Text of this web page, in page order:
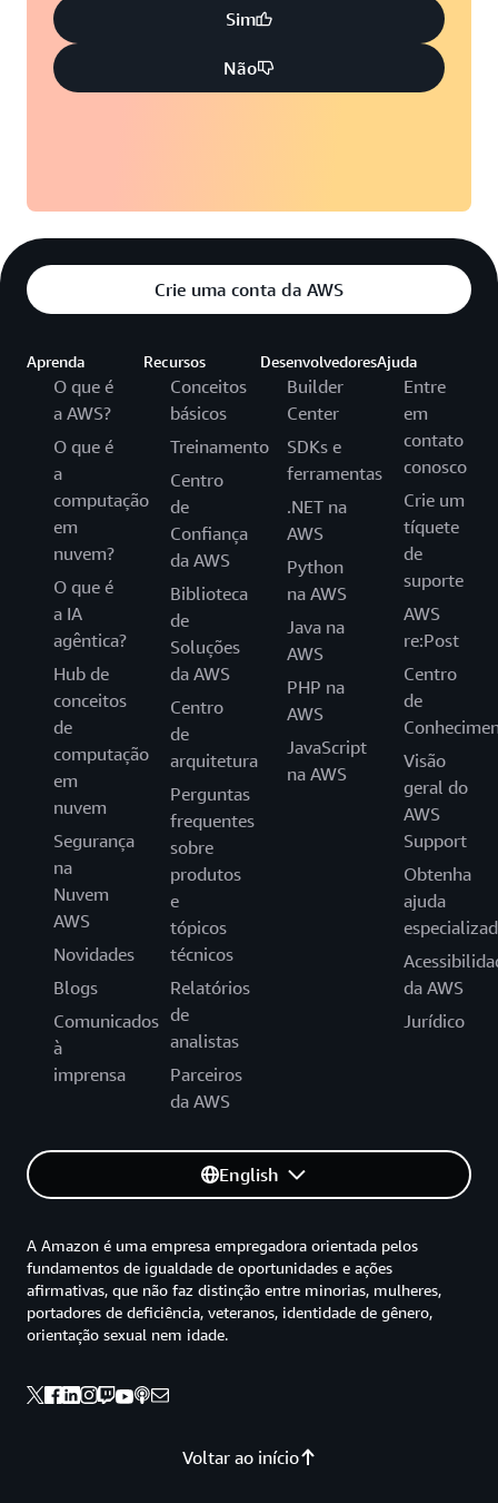
Sim
Não
Crie uma conta da AWS
Aprenda
O que é
a AWS?
O que é
a
computação
em
nuvem?
O que é
a IA
agêntica?
Hub de
conceitos
de
computação
em
nuvem
Segurança
na
Nuvem
AWS
Novidades
Blogs
Comunicados
à
imprensa
Recursos
Conceitos
básicos
Treinamento
Centro
de
Confiança
da AWS
Biblioteca
de
Soluções
da AWS
Centro
de
arquitetura
Perguntas
frequentes
sobre
produtos
e
tópicos
técnicos
Relatórios
de
analistas
Parceiros
da AWS
Desenvolvedores
Builder
Center
SDKs e
ferramentas
.NET na
AWS
Python
na AWS
Java na
AWS
PHP na
AWS
JavaScript
na AWS
Ajuda
Entre
em
contato
conosco
Crie um
tíquete
de
suporte
AWS
re:Post
Centro
de
Visão
geral do
AWS
Support
Obtenha
ajuda
da AWS
Jurídico
English
Voltar ao início
A Amazon é uma empresa empregadora orientada pelos
fundamentos de igualdade de oportunidades e ações
afirmativas, que não faz distinção entre minorias, mulheres,
portadores de deficiência, veteranos, identidade de gênero,
orientação sexual nem idade.